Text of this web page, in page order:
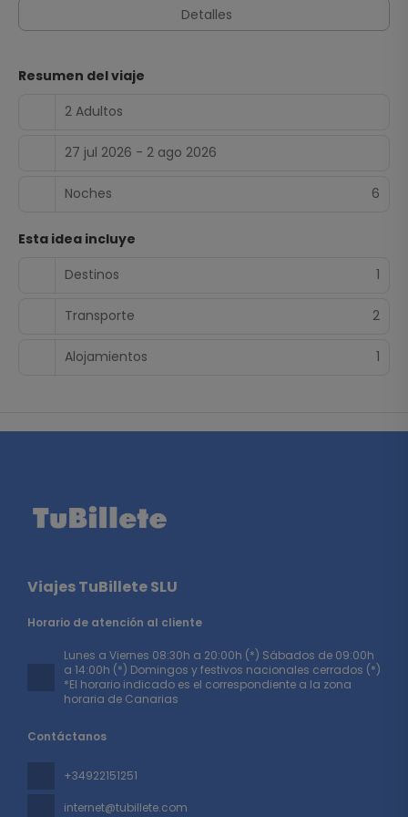
multilingüe y consigna de equipaje a tu disposición.
Detalles
Resumen del viaje
2 Adultos
27 jul 2026 - 2 ago 2026
Noches 6
Esta idea incluye
Destinos
1
Transporte 2
Alojamientos 1
Viajes TuBillete SLU
Contáctanos
+34922151251
internet@tubillete.com
Horario de atención al cliente
Lunes a Viernes 08:30h a 20:00h (*) Sábados de 09:00h
a 14:00h (*) Domingos y festivos nacionales cerrados (*)
*El horario indicado es el correspondiente a la zona
horaria de Canarias